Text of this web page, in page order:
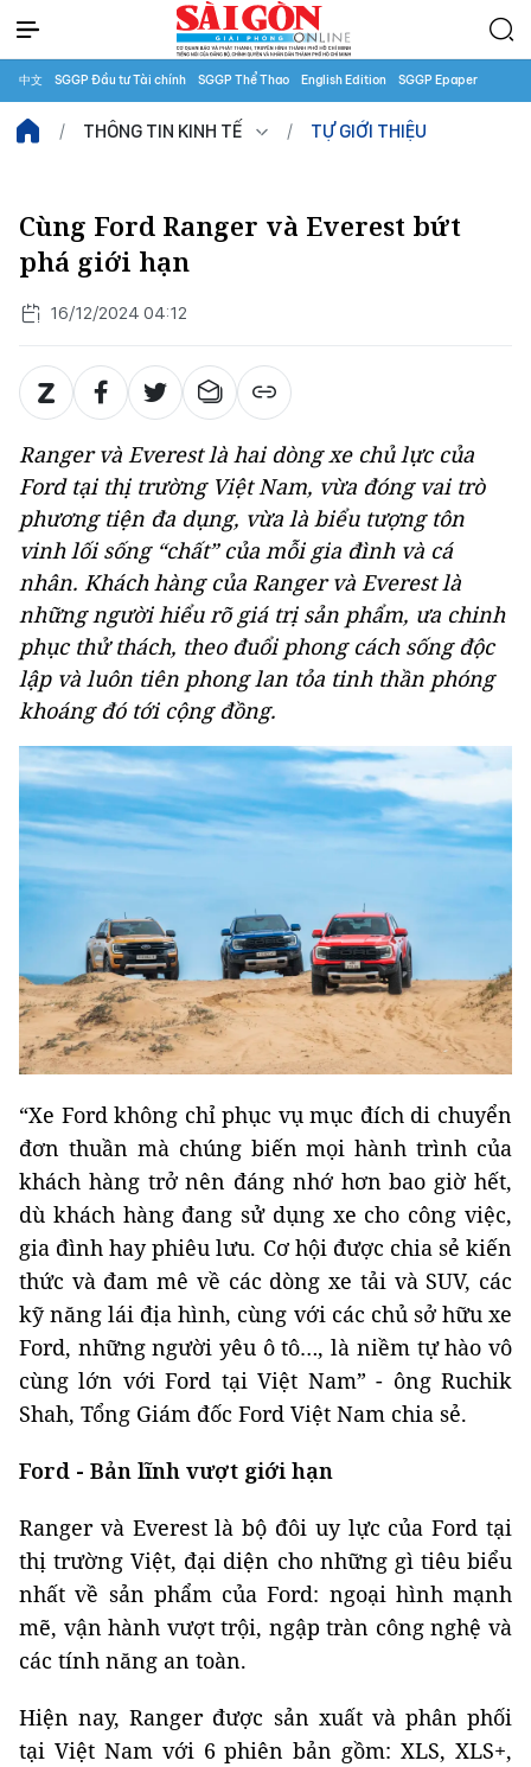
中文 SGGP Đầu tư Tài chính SGGP Thể Thao English Edition SGGP Epaper
THÔNG TIN KINH TẾ TỰ GIỚI THIỆU
Cùng Ford Ranger và Everest bứt
phá giới hạn
16/12/2024 04:12
Ranger và Everest là hai dòng xe chủ lực của
Ford tại thị trường Việt Nam, vừa đóng vai trò
phương tiện đa dụng, vừa là biểu tượng tôn
vinh lối sống “chất” của mỗi gia đình và cá
nhân. Khách hàng của Ranger và Everest là
những người hiểu rõ giá trị sản phẩm, ưa chinh
phục thử thách, theo đuổi phong cách sống độc
lập và luôn tiên phong lan tỏa tinh thần phóng
khoáng đó tới cộng đồng.
“Xe Ford không chỉ phục vụ mục đích di chuyển
đơn thuần mà chúng biến mọi hành trình của
khách hàng trở nên đáng nhớ hơn bao giờ hết,
dù khách hàng đang sử dụng xe cho công việc,
gia đình hay phiêu lưu. Cơ hội được chia sẻ kiến
thức và đam mê về các dòng xe tải và SUV, các
kỹ năng lái địa hình, cùng với các chủ sở hữu xe
Ford, những người yêu ô tô…, là niềm tự hào vô
cùng lớn với Ford tại Việt Nam” - ông Ruchik
Shah, Tổng Giám đốc Ford Việt Nam chia sẻ.
Ford - Bản lĩnh vượt giới hạn
Ranger và Everest là bộ đôi uy lực của Ford tại
thị trường Việt, đại diện cho những gì tiêu biểu
nhất về sản phẩm của Ford: ngoại hình mạnh
mẽ, vận hành vượt trội, ngập tràn công nghệ và
các tính năng an toàn.
Hiện nay, Ranger được sản xuất và phân phối
tại Việt Nam với 6 phiên bản gồm: XLS, XLS+,